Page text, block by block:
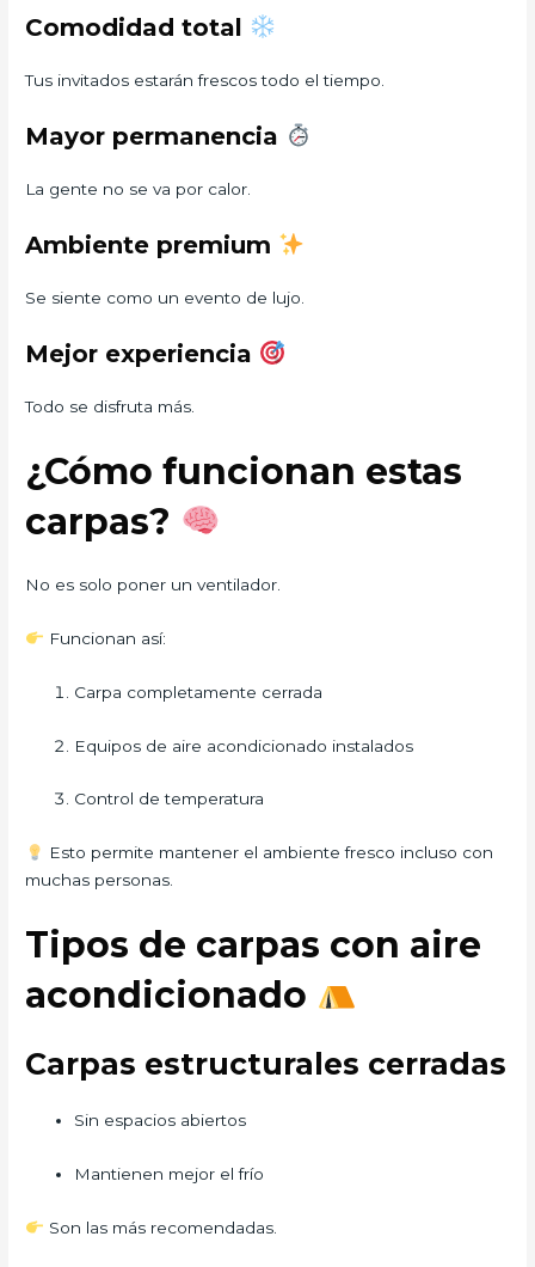
Comodidad total
Tus invitados estarán frescos todo el tiempo.
Mayor permanencia
La gente no se va por calor.
Ambiente premium
Se siente como un evento de lujo.
Mejor experiencia
Todo se disfruta más.
¿Cómo funcionan estas
carpas?
No es solo poner un ventilador.
Funcionan así:
Carpa completamente cerrada
Equipos de aire acondicionado instalados
Control de temperatura
Esto permite mantener el ambiente fresco incluso con
muchas personas.
Tipos de carpas con aire
acondicionado
Carpas estructurales cerradas
Sin espacios abiertos
Mantienen mejor el frío
Son las más recomendadas.